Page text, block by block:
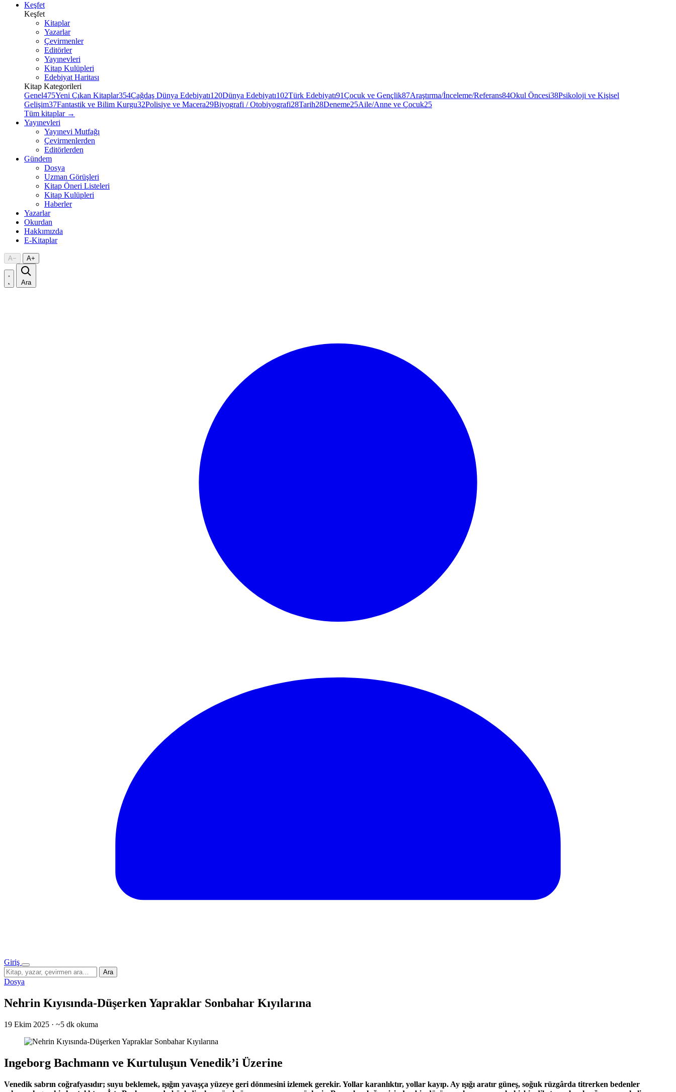
Keşfet
Keşfet
Kitaplar
Yazarlar
Çevirmenler
Editörler
Yayınevleri
Kitap Kulüpleri
Edebiyat Haritası
Kitap Kategorileri
Genel475Yeni Çıkan Kitaplar354Çağdaş Dünya Edebiyatı120Dünya Edebiyatı102Türk Edebiyatı91Çocuk ve Gençlik87Araştırma/İnceleme/Referans84Okul Öncesi38Psikoloji ve Kişisel
Gelişim37Fantastik ve Bilim Kurgu32Polisiye ve Macera29Biyografi / Otobiyografi28Tarih28Deneme25Aile/Anne ve Çocuk25
Tüm kitaplar →
Yayınevleri
Yayınevi Mutfağı
Çevirmenlerden
Editörlerden
Gündem
Dosya
Uzman Görüşleri
Kitap Öneri Listeleri
Kitap Kulüpleri
Haberler
Yazarlar
Okurdan
Hakkımızda
E-Kitaplar
A− A+
Ara
Giriş
Menü
Sitede
ara
Ara
Dosya
Nehrin Kıyısında-Düşerken Yapraklar Sonbahar Kıyılarına
19 Ekim 2025 · ~5 dk okuma
Ingeborg Bachmann ve Kurtuluşun Venedik’i Üzerine
Venedik sabrın coğrafyasıdır; suyu beklemek, ışığın yavaşça yüzeye geri dönmesini izlemek gerekir. Yollar karanlıktır, yollar kayıp. Ay ışığı aratır güneş, soğuk rüzgârda titrerken bedenler